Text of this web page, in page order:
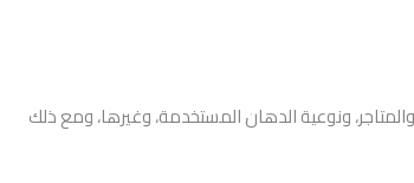
ونوعية الدهان المستخدمة، وغيرها، ومع ذلك